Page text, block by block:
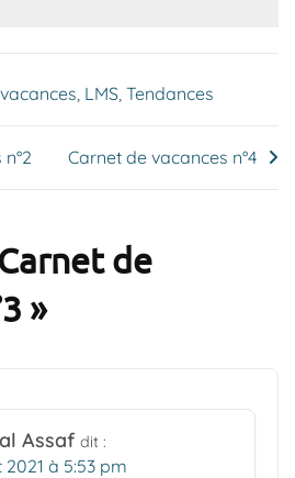
LMS Tendances
Carnet de vacances n°4
de
»
Assaf dit :
2021 à 5:53 pm